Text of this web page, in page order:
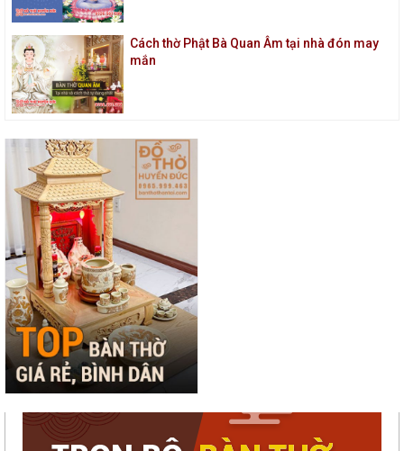
Cách thờ Phật Bà Quan Âm tại nhà đón may
mắn